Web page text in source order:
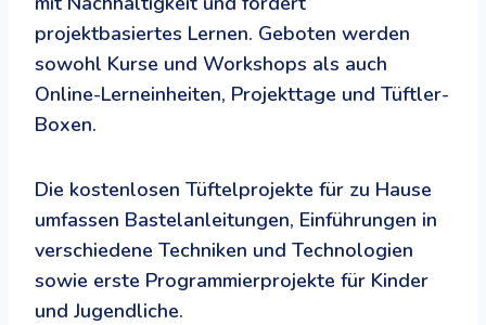
projektbasiertes Lernen. Geboten werden
sowohl Kurse und Workshops als auch
Online-Lerneinheiten, Projekttage und Tüftler-
Boxen.
Die kostenlosen Tüftelprojekte für zu Hause
umfassen Bastelanleitungen, Einführungen in
verschiedene Techniken und Technologien
sowie erste Programmierprojekte für Kinder
und Jugendliche.